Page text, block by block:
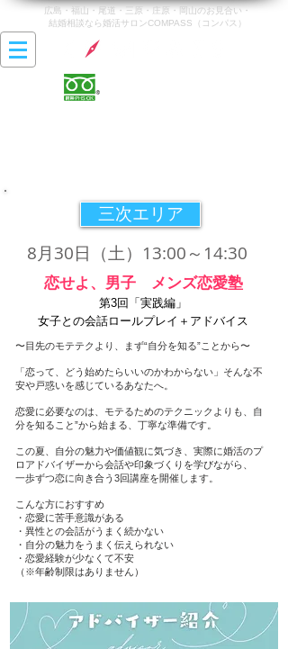
広島・福山・尾道・三原・庄原・岡山のお見合い・
結婚相談なら婚活サロンCOMPASS（コンパス）
三次エリア
8月30日 （土）13:00～14:30
​恋せよ、男子 メンズ恋愛塾
第3回「実践編」
女子との会話ロールプレイ＋アドバイス
〜目先のモテテクより、まず“自分を知る”ことから〜
「恋って、どう始めたらいいのかわからない」そんな不
安や戸惑いを感じているあなたへ。
恋愛に必要なのは、モテるためのテクニックよりも、自
分を知ること”から始まる、丁寧な準備です。
この夏、自分の魅力や価値観に気づき、実際に婚活のプ
ロアドバイザーから会話や印象づくりを学びながら、
一歩ずつ恋に向き合う3回講座を開催します。
こんな方におすすめ
・恋愛に苦手意識がある
・異性との会話がうまく続かない
・自分の魅力をうまく伝えられない
・恋愛経験が少なくて不安
（※年齢制限はありません）